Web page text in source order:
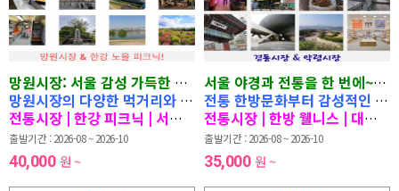
망원시장: 서울 감성 가득한 하루![당일치기 여행]
망원시장의 다양한 먹거리와 한강 피크닉, 아름다운 노을까지.서
전통시장 | 한강 피크닉 | 서울함공원| 하늘공원| 노을 명소
출발기간 : 2026-08 ~ 2026-10
40,000 원 ~
서울 야경과 전통을 한 번에~![
전통 한방문화부터 감성적인
전통시장 | 한방 웰니스 | 대학로
출발기간 : 2026-08 ~ 2026-10
35,000 원 ~